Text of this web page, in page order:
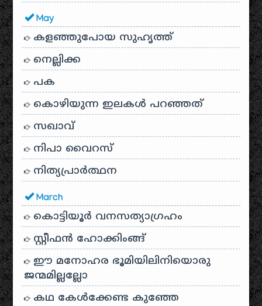
May
കളഞ്ഞുപോയ സുഹൃത്ത്
നെല്ലിക്ക
പക
കൊഴിയുന്ന ഇലകൾ പറഞ്ഞത്
സഖാവ്
നിപാ വൈറസ്
നിത്യപ്രാർത്ഥന
March
കൊട്ടിയൂർ വനസത്യാഗ്രഹം
സ്റ്റീഫൻ ഹോക്കിംങ്ങ്
ഈ മനോഹര ഭൂമിയിലിനിയൊരു
ജന്മമില്ലല്ലോ
കഥ കേൾക്കേണ്ട കുഞ്ഞേ